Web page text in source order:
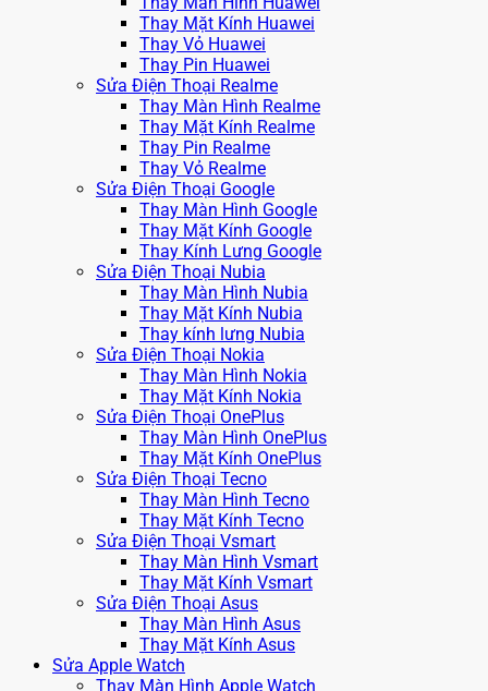
Thay Mặt Kính Huawei
Thay Vỏ Huawei
Thay Pin Huawei
Sửa Điện Thoại Realme
Thay Màn Hình Realme
Thay Mặt Kính Realme
Thay Pin Realme
Thay Vỏ Realme
Sửa Điện Thoại Google
Thay Màn Hình Google
Thay Mặt Kính Google
Thay Kính Lưng Google
Sửa Điện Thoại Nubia
Thay Màn Hình Nubia
Thay Mặt Kính Nubia
Thay kính lưng Nubia
Sửa Điện Thoại Nokia
Thay Màn Hình Nokia
Thay Mặt Kính Nokia
Sửa Điện Thoại OnePlus
Thay Màn Hình OnePlus
Thay Mặt Kính OnePlus
Sửa Điện Thoại Tecno
Thay Màn Hình Tecno
Thay Mặt Kính Tecno
Sửa Điện Thoại Vsmart
Thay Màn Hình Vsmart
Thay Mặt Kính Vsmart
Sửa Điện Thoại Asus
Thay Màn Hình Asus
Thay Mặt Kính Asus
Sửa Apple Watch
Thay Màn Hình Apple Watch